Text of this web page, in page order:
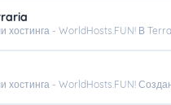
хостинга - WorldHosts.FUN! В
- WorldHosts.FUN!